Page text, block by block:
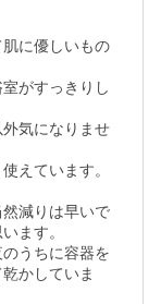
に優しいもの
がすっきりし
気になりませ
えています。
減りは早いで
ます。
うちに容器を
かしていま